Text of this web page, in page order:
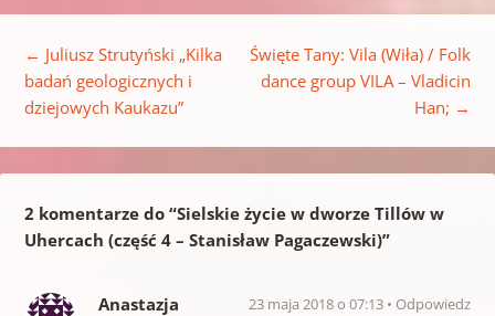
← Juliusz Strutyński „Kilka
badań geologicznych i
dziejowych Kaukazu”
Święte Tany: Vila (Wiła) / Folk
dance group VILA – Vladicin
Han; →
2 komentarze do “Sielskie życie w dworze Tillów w
Uhercach (część 4 – Stanisław Pagaczewski)”
Anastazja 23 maja 2018 o 07:13 Odpowiedz